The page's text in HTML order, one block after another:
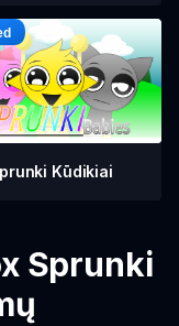
Kūdikiai
Sprunki